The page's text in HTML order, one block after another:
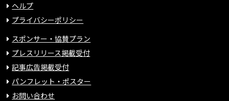
ヘルプ
プライバシーポリシー
スポンサー・協賛プラン
プレスリリース掲載受付
記事広告掲載受付
パンフレット・ポスター
お問い合わせ